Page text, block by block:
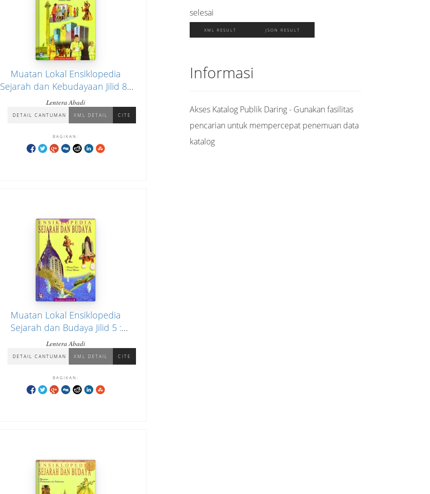
Muatan Lokal Ensiklopedia
Sejarah dan Kebudayaan Jilid 8 :
Sejarah Nasional Indonesia
"Indonesia Raya"
Lentera Abadi
DETAIL CANTUMAN XML DETAIL CITE
BAGIKAN:
Muatan Lokal Ensiklopedia
Sejarah dan Budaya Jilid 5 :
Sejarah Dunia "Perang Dunia,
Dunia Modern"
Lentera Abadi
DETAIL CANTUMAN XML DETAIL CITE
BAGIKAN:
selesai
XML RESULT JSON RESULT
Informasi
Akses Katalog Publik Daring - Gunakan fasilitas
pencarian untuk mempercepat penemuan data
katalog